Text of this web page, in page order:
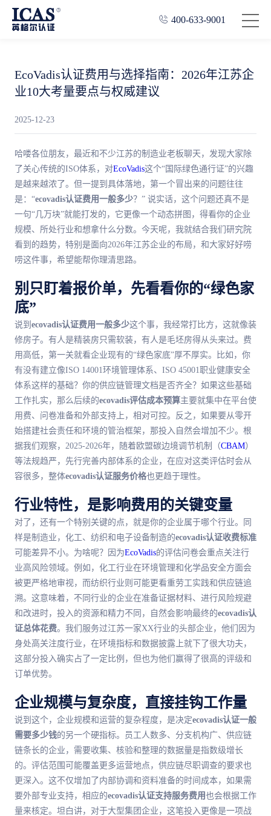
400-633-9001
EcoVadis认证费用与选择指南：2026年江苏企
业10大考量要点与权威建议
2025-12-23
哈喽各位朋友， 最近和不少江苏的制造业老板聊天，发现大家除
了关心传统的ISO体系，对EcoVadis这个“国际绿色通行证”的兴趣
是越来越浓了。但一提到具体落地， 第一个冒出来的问题往往
是：“ecovadis认证费用一般多少？” 说实话，这个问题还真不是
一句“几万块”就能打发的，它更像一个动态拼图，得看你的企业
规模、所处行业和想拿什么分数。今天呢，我就结合我们研究院
看到的趋势，特别是面向2026年江苏企业的布局，和大家好好唠
唠这件事，希望能帮你理清思路。
别只盯着报价单，先看看你的“绿色家
底”
说到 ecovadis认证费用一般多少这个事，我经常打比方，这就像装
修房子。有人是精装房只需软装，有人是毛坯房得从头来过。费
用高低， 第一关就看企业现有的“绿色家底”厚不厚实。比如，你
有没有建立像ISO 14001环境管理体系、ISO 45001职业健康安全
体系这样的基础？你的供应链管理文档是否齐全？如果这些基础
工作扎实，那么后续的ecovadis评估成本预算主要就集中在平台使
用费、问卷准备和外部支持上，相对可控。反之，如果要从零开
始搭建社会责任和环境的管治框架，那投入自然会增加不少。根
据我们观察，2025-2026年，随着欧盟碳边境调节机制（CBAM）
等法规趋严，先行完善内部体系的企业，在应对这类评估时会从
容很多，整体ecovadis认证服务价格也更趋于理性。
行业特性，是影响费用的关键变量
对了，还有一个特别关键的点，就是你的企业属于哪个行业。同
样是制造业，化工、纺织和电子设备制造的ecovadis认证收费标准
可能差异不小。为啥呢？因为EcoVadis的评估问卷会重点关注行
业高风险领域。例如，化工行业在环境管理和化学品安全方面会
被更严格地审视，而纺织行业则可能更看重劳工实践和供应链追
溯。这意味着，不同行业的企业在准备证据材料、进行风险规避
和改进时，投入的资源和精力不同，自然会影响最终的ecovadis认
证总体花费。我们服务过江苏一家XX行业的头部企业，他们因为
身处高关注度行业，在环境指标和数据披露上就下了很大功夫，
这部分投入确实占了一定比例，但也为他们赢得了很高的评级和
订单优势。
企业规模与复杂度，直接挂钩工作量
说到这个，企业规模和运营的复杂程度，是决定ecovadis认证一般
需要多少钱的另一个硬指标。员工人数多、分支机构广、供应链
链条长的企业，需要收集、核验和整理的数据量是指数级增长
的。评估范围可能覆盖更多运营地点，供应链尽职调查的要求也
更深入。这不仅增加了内部协调和资料准备的时间成本，如果需
要外部专业支持，相应的ecovadis认证支持服务费用也会根据工作
量来核定。坦白讲，对于大型集团企业，这笔投入更像是一项战